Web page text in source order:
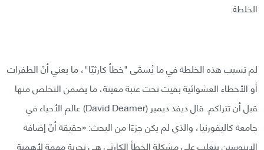
الخلطة.
لم تسبب هذه الخلطة في ما يُسمَّى "خطأ كارثيًا"، ما يعني أنّ الطفرات
أو الأخطاء العشوائية بقيت تحت عتبة معينة، ما يضمن التخلص منها
قبل أن تتراكم. قال ديفد ديمير (David Deamer) عالم الأحياء في
جامعة كاليفورنيا، والذي لم يكن جزءًا من البحث: «حقيقة أنّ إضافة
الإينوسين يتغلب على مشكلة الخطأ الكارثي هي تجربة مهمة لأهمية